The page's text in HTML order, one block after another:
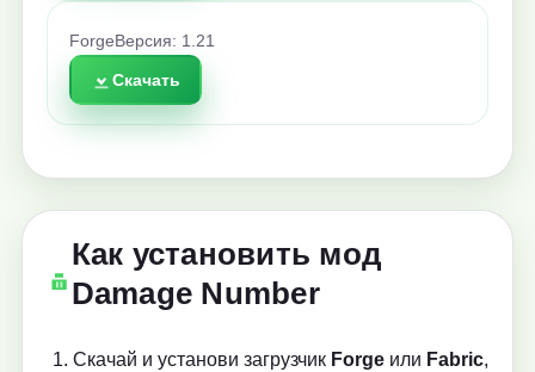
Forge Версия: 1.21
Скачать
Как установить мод
Damage Number
Скачай и установи загрузчик Forge или Fabric,